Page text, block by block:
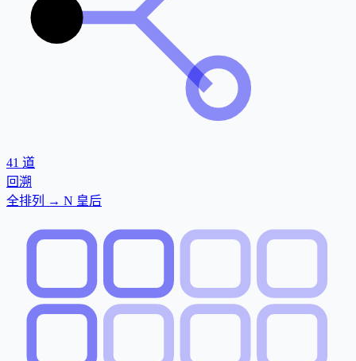
41 道
回溯
全排列 → N 皇后